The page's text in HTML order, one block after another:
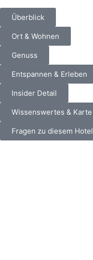
Überblick
Ort & Wohnen
Genuss
Entspannen & Erleben
Insider Detail
Wissenswertes & Karte
Fragen zu diesem Hotel